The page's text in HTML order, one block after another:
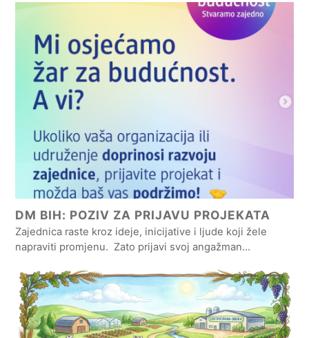
DM BIH: POZIV ZA PRIJAVU PROJEKATA
Zajednica raste kroz ideje, inicijative i ljude koji žele
napraviti promjenu. Zato prijavi svoj angažman…